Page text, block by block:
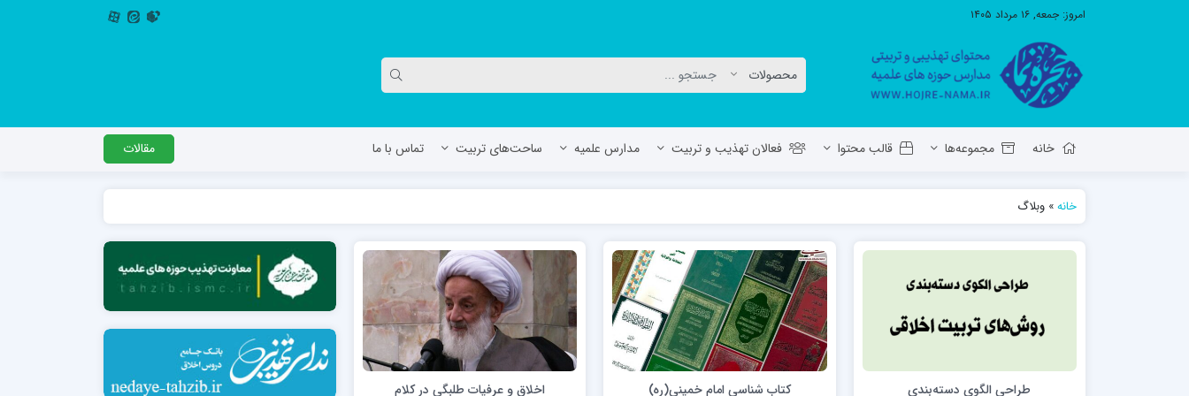
امروز: جمعه, ۱۶ مرداد ۱۴۰۵
خانه مجموعه‌ها قالب محتوا فعالان تهذیب و تربیت مدارس علمیه
معاونت تهذیب استان آ.ش
مدرسه علمیه صاحب الزمان عج مرند
مدرسه علمیه جعفریه
مدرسه علمیه المهدی (عج)/ آران و بیدگل
حوزه علمیه سفیران هدایت رهنان
مدرسه آیت الله العظمی گلپایگانی ره
مدرسه اباصالح المهدی عج
مدرسه امام جعفر صادق علیه السلام ساوجبلاغ
مدرسه علمیه امام حسن مجتبی(ع) چهارباغ
مدرسه علمیه حضرت حجت علیه السلام (امام
رضا علیه السلام)
ساحت‌های تربیت تماس با ما مقالات
خانه» وبلاگ
طراحي الگوي دسته‌بندي
کتاب شناسی امام خمینی(ره)
اخلاق و عرفیات طلبگی در کلام